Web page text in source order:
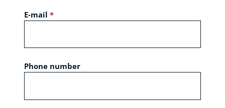
E-mail
Phone number